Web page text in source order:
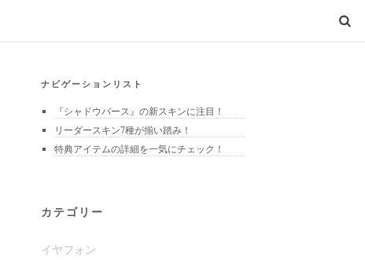
ナビゲーションリスト
『シャドウバース』の新スキンに注目！
リーダースキン7種が揃い踏み！
特典アイテムの詳細を一気にチェック！
カテゴリー
イヤフォン